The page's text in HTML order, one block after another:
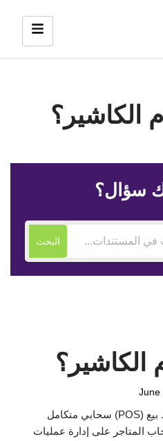
الكاشير؟
سؤال؟
البحث
الكاشير؟
June
هو نظام نقاط بيع (POS) سحابي متكامل
المتاجر على إدارة عمليات